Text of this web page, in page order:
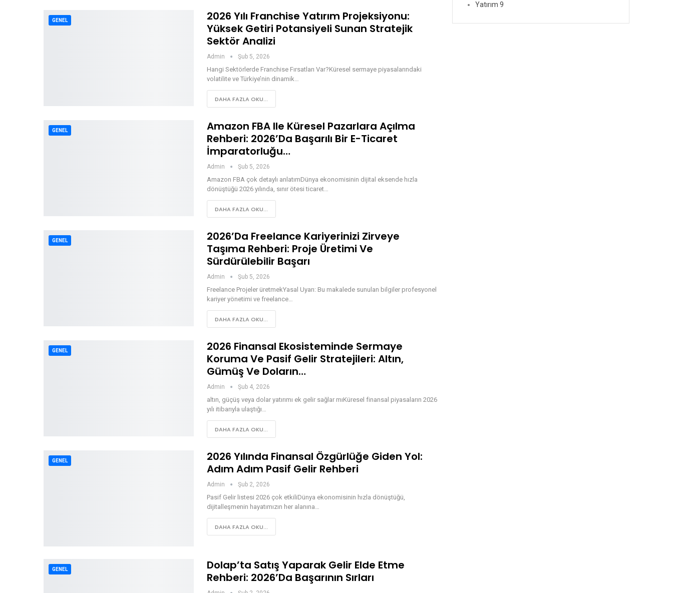
GENEL
2026 Yılı Franchise Yatırım Projeksiyonu:
Yüksek Getiri Potansiyeli Sunan Stratejik
Sektör Analizi
Admin Şub 5, 2026
Hangi Sektörlerde Franchise Fırsatları Var?Küresel sermaye piyasalarındaki
volatilite ve Türkiye’nin dinamik…
DAHA FAZLA OKU...
GENEL
Amazon FBA Ile Küresel Pazarlara Açılma
Rehberi: 2026’da Başarılı Bir E-Ticaret
İmparatorluğu…
Admin Şub 5, 2026
Amazon FBA çok detaylı anlatımDünya ekonomisinin dijital eksende hızla
dönüştüğü 2026 yılında, sınır ötesi ticaret…
DAHA FAZLA OKU...
GENEL
2026’da Freelance Kariyerinizi Zirveye
Taşıma Rehberi: Proje Üretimi Ve
Sürdürülebilir Başarı
Admin Şub 5, 2026
Freelance Projeler üretmekYasal Uyarı: Bu makalede sunulan bilgiler profesyonel
kariyer yönetimi ve freelance…
DAHA FAZLA OKU...
GENEL
2026 Finansal Ekosisteminde Sermaye
Koruma Ve Pasif Gelir Stratejileri: Altın,
Gümüş Ve Doların…
Admin Şub 4, 2026
altın, güçüş veya dolar yatırımı ek gelir sağlar mıKüresel finansal piyasaların 2026
yılı itibarıyla ulaştığı…
DAHA FAZLA OKU...
GENEL
2026 Yılında Finansal Özgürlüğe Giden Yol:
Adım Adım Pasif Gelir Rehberi
Admin Şub 2, 2026
Pasif Gelir listesi 2026 çok etkiliDünya ekonomisinin hızla dönüştüğü,
dijitalleşmenin hayatımızın her alanına…
DAHA FAZLA OKU...
GENEL
Dolap’ta Satış Yaparak Gelir Elde Etme
Rehberi: 2026’da Başarının Sırları
Yatırım 9